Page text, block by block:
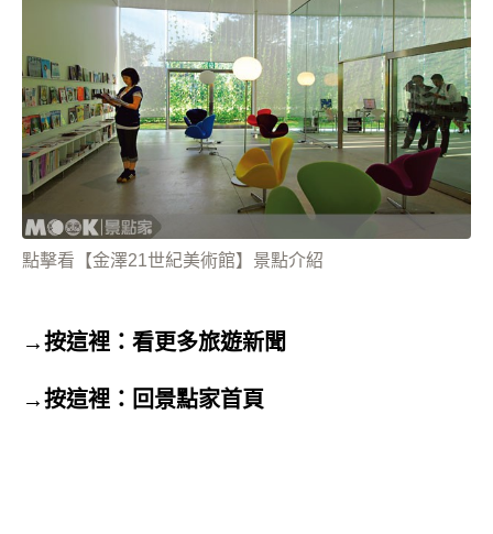
點擊看【金澤21世紀美術館】景點介紹
→按這裡：看更多旅遊新聞
→按這裡：回景點家首頁